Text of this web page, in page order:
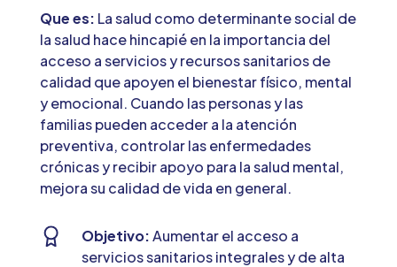
Que es: La salud como determinante social de
la salud hace hincapié en la importancia del
acceso a servicios y recursos sanitarios de
calidad que apoyen el bienestar físico, mental
y emocional. Cuando las personas y las
familias pueden acceder a la atención
preventiva, controlar las enfermedades
crónicas y recibir apoyo para la salud mental,
mejora su calidad de vida en general.
Objetivo:Aumentar el acceso a
servicios sanitarios integrales y de alta